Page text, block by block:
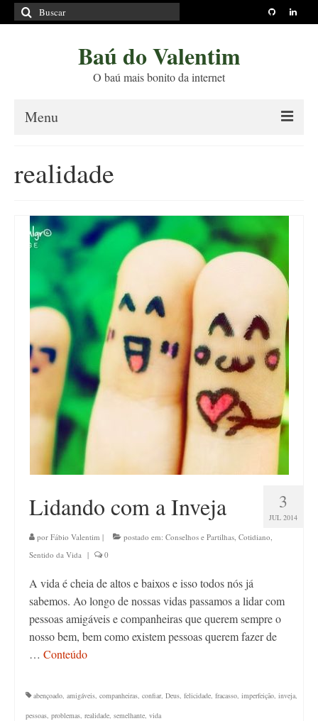
Buscar
por:
Baú do Valentim
O baú mais bonito da internet
Menu
Princípios Editoriais
Políticas e Termos
Livros
Projetos
Blog
Contato
realidade
3
JUL 2014
Lidando com a Inveja
por Fábio Valentim | postado em: Conselhos e Partilhas, Cotidiano,
Sentido da Vida | 0
A vida é cheia de altos e baixos e isso todos nós já
sabemos. Ao longo de nossas vidas passamos a lidar com
pessoas amigáveis e companheiras que querem sempre o
nosso bem, bem como existem pessoas querem fazer de
… Conteúdo
abençoado, amigáveis, companheiras, confiar, Deus, felicidade, fracasso, imperfeição, inveja,
pessoas, problemas, realidade, semelhante, vida